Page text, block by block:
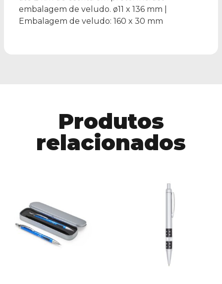
embalagem de veludo. ø11 x 136 mm |
Embalagem de veludo: 160 x 30 mm
Produtos
relacionados